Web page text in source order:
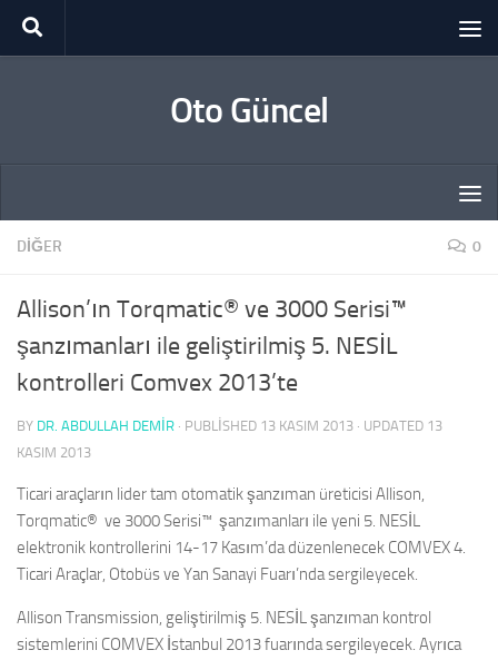
Skip to content
Oto Güncel
DIĞER 0
Allison’ın Torqmatic® ve 3000 Serisi™
şanzımanları ile geliştirilmiş 5. NESİL
kontrolleri Comvex 2013’te
BY DR. ABDULLAH DEMİR · PUBLISHED 13 KASIM 2013 · UPDATED 13
KASIM 2013
Ticari araçların lider tam otomatik şanzıman üreticisi Allison,
Torqmatic® ve 3000Serisi™ şanzımanları ile yeni 5. NESİL
elektronik kontrollerini 14-17 Kasım’da düzenlenecek COMVEX 4.
Ticari Araçlar, Otobüs ve Yan Sanayi Fuarı’nda sergileyecek.
Allison Transmission, geliştirilmiş 5. NESİL şanzıman kontrol
sistemlerini COMVEX İstanbul 2013 fuarında sergileyecek. Ayrıca